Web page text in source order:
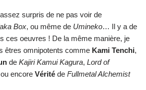
surpris de ne pas voir de
Box, ou même de Umineko… Il y a de
ces oeuvres ! De la même manière, je
êtres omnipotents comme Kami Tenchi,
de Kajiri Kamui Kagura, Lord of
ou encore Vérité de Fullmetal Alchemist